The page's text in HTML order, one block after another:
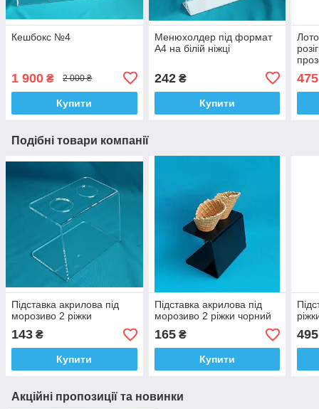
Кешбокс №4
1 900 ₴ 2 000 ₴
Купити
Менюхолдер під формат
А4 на білій ніжці
242₴
Купити
475
Подібні товари компанії
Підставка акрилова під
морозиво 2 ріжки
143 ₴
Купити
Підставка акрилова під
морозиво 2 ріжки чорний
165₴
Купити
495
Акційні пропозиції та новинки